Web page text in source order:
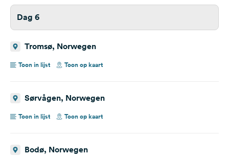
Dag 6
Tromsø, Norwegen
Toon in lijst Toon op kaart
Sørvågen, Norwegen
Toon in lijst Toon op kaart
Bodø, Norwegen